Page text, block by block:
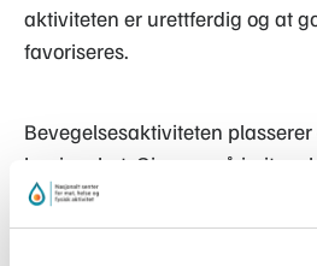
aktiviteten er urettferdig og at
favoriseres.
Bevegelsesaktiviteten
begivenhet. Gjennom å imitere
opplever elevene
ulike grader av frihet.